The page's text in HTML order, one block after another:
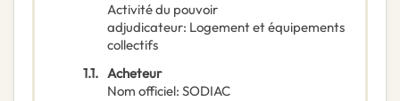
Activité du pouvoir
adjudicateur: Logement et équipements
collectifs
1.1. Acheteur
Nom officiel: SODIAC